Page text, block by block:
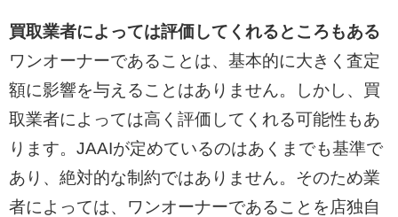
買取業者によっては評価してくれるところもある
ワンオーナーであることは、基本的に大きく査定
額に影響を与えることはありません。しかし、買
取業者によっては高く評価してくれる可能性もあ
ります。JAAIが定めているのはあくまでも基準で
あり、絶対的な制約ではありません。そのため業
者によっては、ワンオーナーであることを店独自